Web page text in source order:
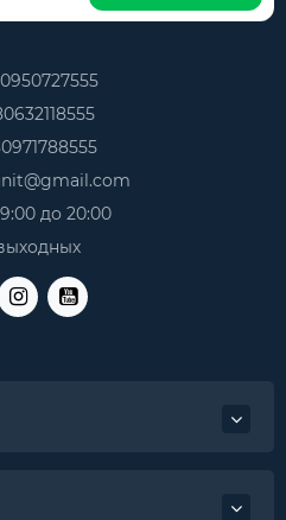
до 20:00